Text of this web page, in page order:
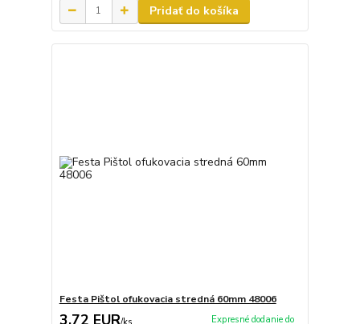
Pridať do košíka
Festa Pištol ofukovacia stredná 60mm 48006
3,72 EUR Expresné dodanie do